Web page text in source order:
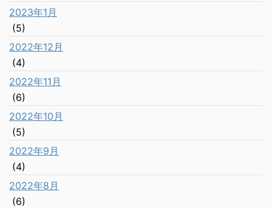
2023年1月
(5)
2022年12月
(4)
2022年11月
(6)
2022年10月
(5)
2022年9月
(4)
2022年8月
(6)